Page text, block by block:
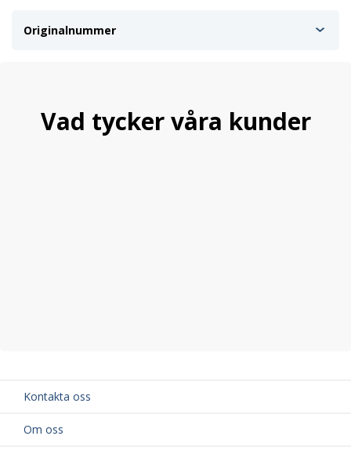
Originalnummer
Vad tycker våra kunder
Kontakta oss
Om oss